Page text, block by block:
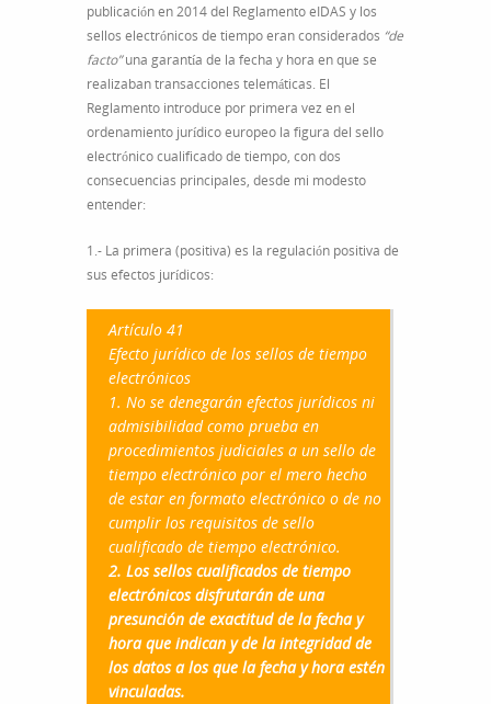
publicación en 2014 del Reglamento eIDAS y los
sellos electrónicos de tiempo eran considerados “de
facto”una garantía de la fecha y hora en que se
realizaban transacciones telemáticas. El
Reglamento introduce por primera vez en el
ordenamiento jurídico europeo la figura del sello
electrónico cualificado de tiempo, con dos
consecuencias principales, desde mi modesto
entender:
1.- La primera (positiva) es la regulación positiva de
sus efectos jurídicos:
Artículo 41
Efecto jurídico de los sellos de tiempo
electrónicos
1. No se denegarán efectos jurídicos ni
admisibilidad como prueba en
procedimientos judiciales a un sello de
tiempo electrónico por el mero hecho
de estar en formato electrónico o de no
cumplir los requisitos de sello
cualificado de tiempo electrónico.
2. Los sellos cualificados de tiempo
electrónicos disfrutarán de una
presunción de exactitud de la fecha y
hora que indican y de la integridad de
los datos a los que la fecha y hora estén
vinculadas.